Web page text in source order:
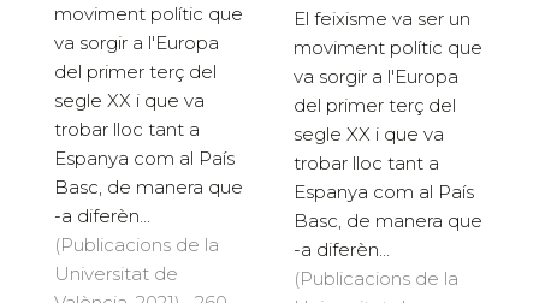
moviment polític que
va sorgir a l'Europa
del primer terç del
segle XX i que va
trobar lloc tant a
Espanya com al País
Basc, de manera que
-a diferèn...
(Publicacions de la
Universitat de
El feixisme va ser un
moviment polític que
va sorgir a l'Europa
del primer terç del
segle XX i que va
trobar lloc tant a
Espanya com al País
Basc, de manera que
-a diferèn...
(Publicacions de la